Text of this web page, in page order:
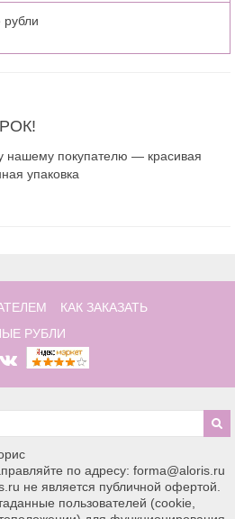
нашему покупателю — красивая
упаковка
КАК ЗАКАЗАТЬ
РУБЛИ
по адресу: forma@aloris.ru
не является публичной офертой.
пользователей (cookie,